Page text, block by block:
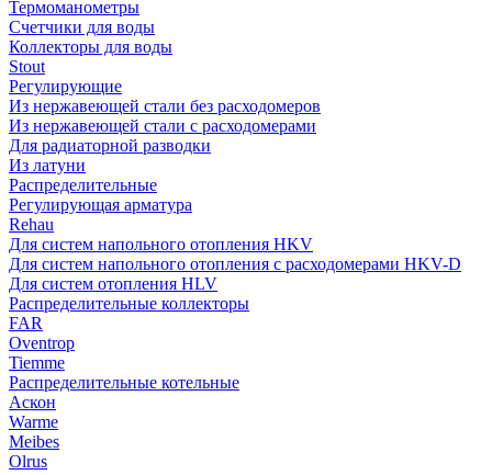
Термоманометры
Счетчики для воды
Коллекторы для воды
Stout
Регулирующие
Из нержавеющей стали без расходомеров
Из нержавеющей стали с расходомерами
Для радиаторной разводки
Из латуни
Распределительные
Регулирующая арматура
Rehau
Для систем напольного отопления HKV
Для систем напольного отопления с расходомерами HKV-D
Для систем отопления HLV
Распределительные коллекторы
FAR
Oventrop
Tiemme
Распределительные котельные
Аскон
Warme
Meibes
Olrus